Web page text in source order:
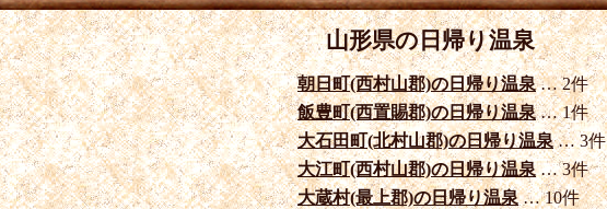
山形県の日帰り温泉
朝日町(西村山郡)の日帰り温泉… 2件
飯豊町(西置賜郡)の日帰り温泉… 1件
大石田町(北村山郡)の日帰り温泉… 3件
大江町(西村山郡)の日帰り温泉… 3件
大蔵村(最上郡)の日帰り温泉… 10件